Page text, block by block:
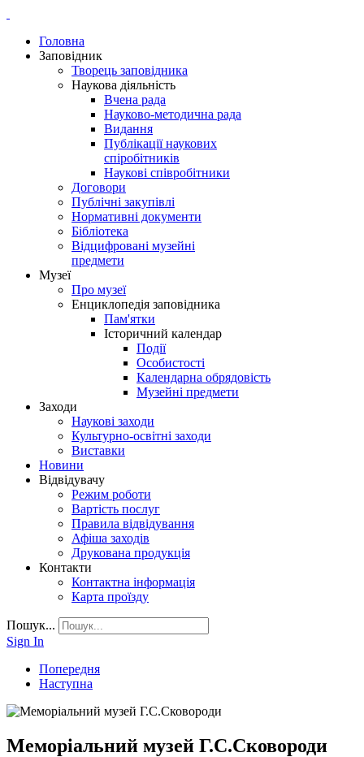
Головна
Заповідник
Творець заповідника
Наукова діяльність
Вчена рада
Науково-методична рада
Видання
Публікації наукових
спіробітників
Наукові співробітники
Договори
Публічні закупівлі
Нормативні документи
Бібліотека
Відцифровані музейні
предмети
Музеї
Про музеї
Енциклопедія заповідника
Пам'ятки
Історичний календар
Події
Особистості
Календарна обрядовість
Музейні предмети
Заходи
Наукові заходи
Культурно-освітні заходи
Виставки
Новини
Відвідувачу
Режим роботи
Вартість послуг
Правила відвідування
Афіша заходів
Друкована продукція
Контакти
Контактна інформація
Карта проїзду
Пошук...
Sign In
Попередня
Наступна
Меморіальний музей Г.С.Сковороди